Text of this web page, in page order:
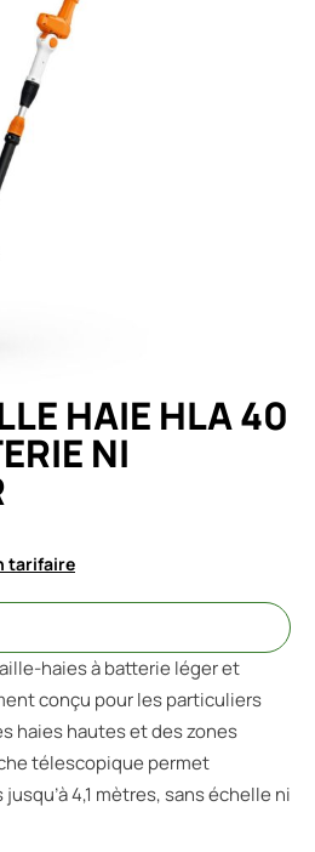
HAIE HLA 40
NI
tarifaire
haies à batterie léger et
conçu pour les particuliers
haies hautes et des zones
télescopique permet
4,1 mètres, sans échelle ni